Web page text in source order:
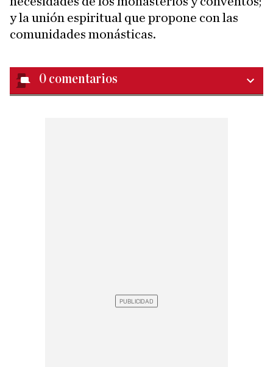
y la unión espiritual que propone con las
comunidades monásticas.
0 comentarios